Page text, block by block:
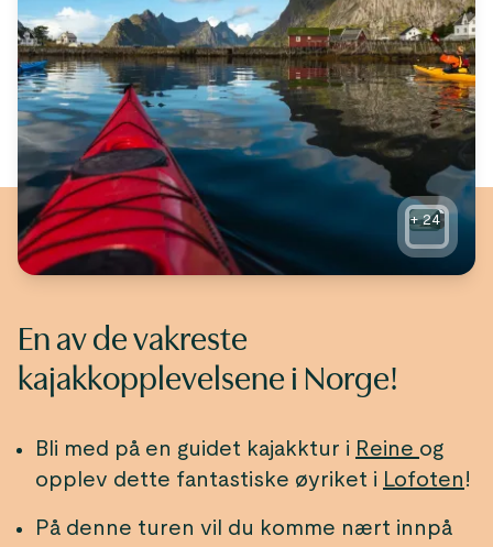
+24
En av de vakreste
kajakkopplevelsene i Norge!
Bli med på en guidet kajakktur i Reine og
opplev dette fantastiske øyriket i Lofoten !
På denne turen vil du komme nært innpå